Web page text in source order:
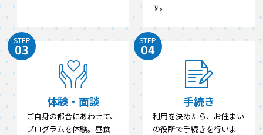
す。
STEP
03
体験・面談
ご自身の都合にあわせて、
プログラムを体験。昼食
STEP
04
手続き
利用を決めたら、お住まい
の役所で手続きを行いま